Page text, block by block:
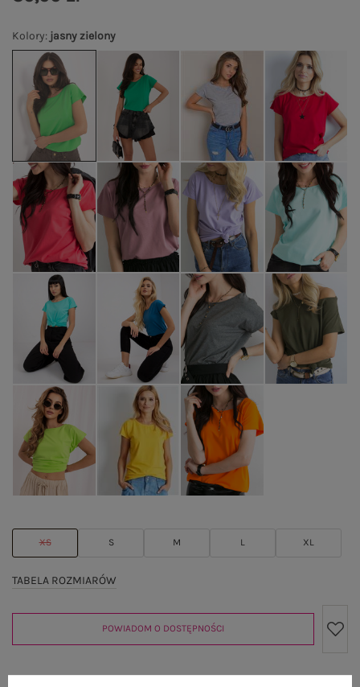
Kolory: jasny zielony
XS S M L XL
TABELA ROZMIARÓW
POWIADOM O DOSTĘPNOŚCI